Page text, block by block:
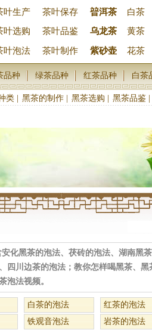
叶生产 茶叶保存 暜洱茶 白茶
叶选购 茶叶品鉴 乌龙茶 黄茶
叶泡法 茶叶制作 紫砂壶 花茶
品种 绿茶品种 红茶品种 白茶
类| 黑茶的制作| 黑茶选购 黑茶品鉴|
化黑茶的泡法、茯砖的泡法、湖南黑
四川边茶的泡法；教你怎样喝黑茶、黑
泡法视频。
白茶的泡法
红茶的泡法
铁观音泡法
岩茶的泡法